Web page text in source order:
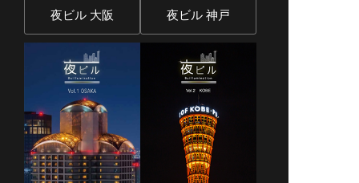
夜ビル 大阪 夜ビル 神戸